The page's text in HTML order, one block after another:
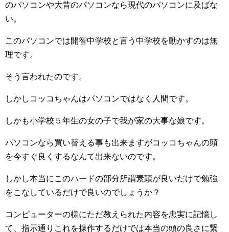
のパソコンや大昔のパソコンなら現代のパソコンに及ばな
い。
このパソコンでは開智中学校と言う中学校を動かすのは無
理です。
そう言われたのです。
しかしコッコちゃんはパソコンではなく人間です。
しかも小学校５年生の女の子で我が家の大事な娘です。
パソコンなら買い替える事も出来ますがコッコちゃんの頭
を今すぐ良くするなんて出来ないのです。
しかし本当にこのハードの部分所謂素頭が良いだけで勉強
をこなしているだけで良いのでしょうか？
コンピューターの様にただ教えられた内容を忠実に記憶し
て、指示通りこれを操作するだけでは本当の頭の良さに繋